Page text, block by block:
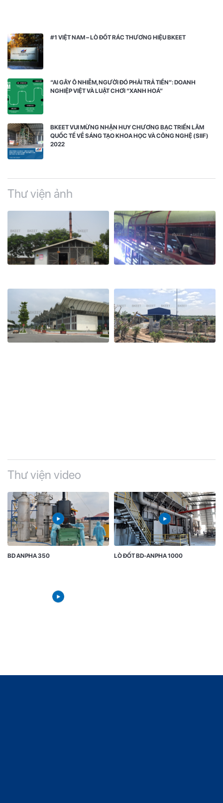
#1 VIỆT NAM – LÒ ĐỐT RÁC THƯƠNG HIỆU BKEET
“AI GÂY Ô NHIỄM, NGƯỜI ĐÓ PHẢI TRẢ TIỀN”: DOANH
NGHIỆP VIỆT VÀ LUẬT CHƠI “XANH HOÁ”
BKEET VUI MỪNG NHẬN HUY CHƯƠNG BẠC TRIỂN LÃM
QUỐC TẾ VỀ SÁNG TẠO KHOA HỌC VÀ CÔNG NGHỆ (SIIF)
2022
Thư viện ảnh
Thư viện video
BD ANPHA 350 LÒ ĐỐT BD-ANPHA 1000